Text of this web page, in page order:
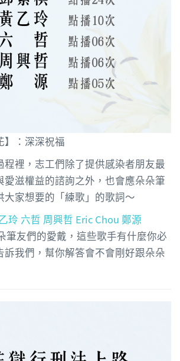
】：深深祝福
程裡，志工們除了提供感染者朋友最
愛滋權益的諮詢之外，也會應朵朵筆
大家想要的「練歌」的歌詞～
玲 六哲 周興哲 Eric Chou 鄭源
筆友們的愛戴，這些歌手有什麼你必
訴我們，幫你解答會不會剛好跟朵朵